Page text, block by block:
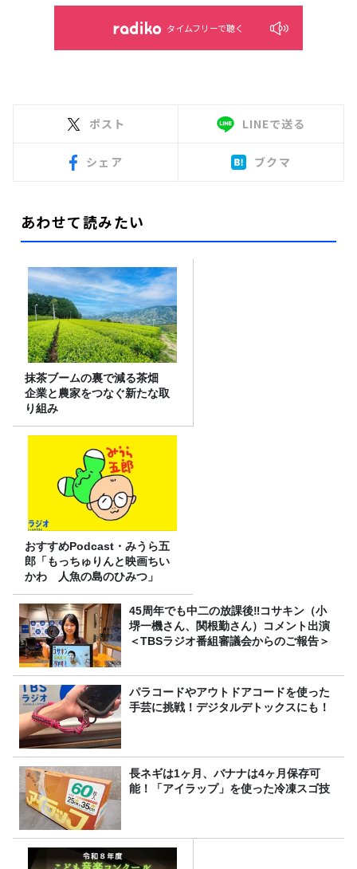
タイムフリーで聴く
ポスト LINEで送る
シェア ブクマ
あわせて読みたい
抹茶ブームの裏で減る茶畑
企業と農家をつなぐ新たな取
り組み
おすすめPodcast・みうら五
郎「もっちゅりんと映画ちい
かわ 人魚の島のひみつ」
45周年でも中二の放課後‼コサキン（小
堺一機さん、関根勤さん）コメント出演
＜TBSラジオ番組審議会からのご報告＞
パラコードやアウトドアコードを使った
手芸に挑戦！デジタルデトックスにも！
長ネギは1ヶ月、バナナは4ヶ月保存可
能！「アイラップ」を使った冷凍スゴ技